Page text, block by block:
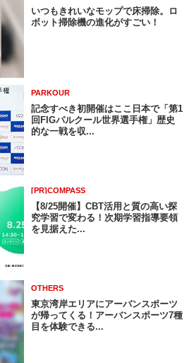
いつもきれいなモップで床掃除。ロ
ボット掃除機の進化がすごい！
PARKOUR
記念すべき初開催はここ日本で「第1
回FIGパルクール世界選手権」歴史
的な一戦を収...
[PR]COMPASS
【8/25開催】CBT活用と質の高い探
究学習で変わる！次期学習指導要領
を見据えた...
OTHERS
東京湾岸エリアにアーバンスポーツ
が帰ってくる！アーバンスポーツ7種
目を体験できる...